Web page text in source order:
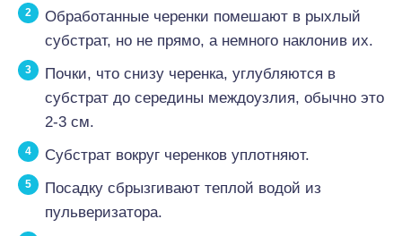
Обработанные черенки помешают в рыхлый
субстрат, но не прямо, а немного наклонив их.
Почки, что снизу черенка, углубляются в
субстрат до середины междоузлия, обычно это
2-3 см.
Субстрат вокруг черенков уплотняют.
Посадку сбрызгивают теплой водой из
пульверизатора.